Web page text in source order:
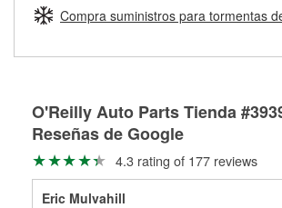
Más información sobre el Programa de
medirán tus tambores o discos para
ser rectificados con seguridad. Si tus
partes de reemplazo correctas para tu
Compra suministros para tormentas
O'Reilly Auto Parts Tienda
Reseñas de Google
4.3 rating of 177 reviews
Eric Mulvahill